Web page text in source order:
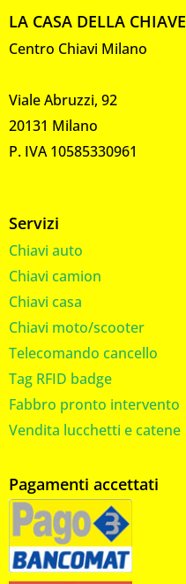
LA CASA DELLA CHIAVE
Centro Chiavi Milano
Viale Abruzzi, 92
20131 Milano
P. IVA 10585330961
Servizi
Chiavi auto
Chiavi camion
Chiavi casa
Chiavi moto/scooter
Telecomando cancello
Tag RFID badge
Fabbro pronto intervento
Vendita lucchetti e catene
Pagamenti accettati